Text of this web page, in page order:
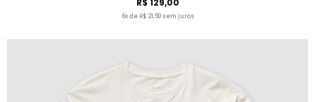
6x de R$ 21,50 sem juros